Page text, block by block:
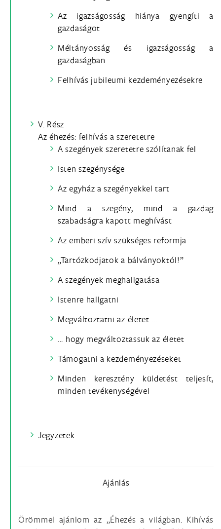
Az igazságosság hiánya gyengíti a
gazdaságot
Méltányosság és igazságosság a
gazdaságban
Felhívás jubileumi kezdeményezésekre
V. Rész
Az éhezés: felhívás a szeretetre
A szegények szeretetre szólítanak fel
Isten szegénysége
Az egyház a szegényekkel tart
Mind a szegény, mind a gazdag
szabadságra kapott meghívást
Az emberi szív szükséges reformja
„Tartózkodjatok a bálványoktól!”
A szegények meghallgatása
Istenre hallgatni
Megváltoztatni az életet ...
... hogy megváltoztassuk az életet
Támogatni a kezdeményezéseket
Minden keresztény küldetést teljesít,
minden tevékenységével
Jegyzetek
Ajánlás
Örömmel ajánlom az „Éhezés a világban. Kihívás